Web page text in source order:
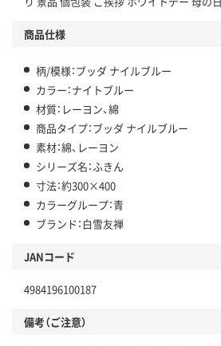
商品仕様
柄/模様：ブッダ ナイルブルー
カラー：ナイトブルー
材質：レーヨン、綿
商品タイプ：ブッダ ナイルブルー
素材：綿、レーヨン
シリーズ名：ふきん
寸法：約300×400
カラーグループ：青
ブランド：白雪友禅
JANコード
4984196100187
備考（ご注意）